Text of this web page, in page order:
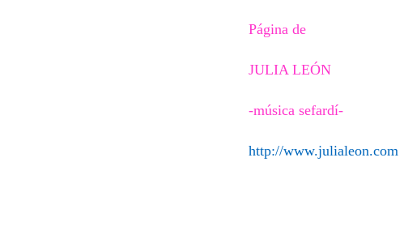
Página de
JULIA LEÓN
-música sefardí-
http://www.julialeon.com